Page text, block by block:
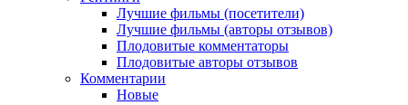
Лучшие фильмы (посетители)
Лучшие фильмы (авторы отзывов)
Плодовитые комментаторы
Плодовитые авторы отзывов
Комментарии
Новые